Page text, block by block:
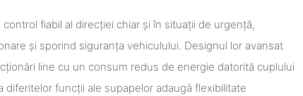
fiabil al direcției chiar și în situații de urgență,
și sporind siguranța vehiculului. Designul lor avansat
line cu un consum redus de energie datorită cuplului
diferitelor funcții ale supapelor adaugă flexibilitate